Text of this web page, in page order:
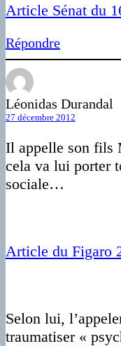
Article Sénat du
Répondre
Léonidas Durandal
27 décembre 2012
Il appelle son fils
cela va lui porter
sociale…
Article du Figaro
Selon lui,
traumatiser «